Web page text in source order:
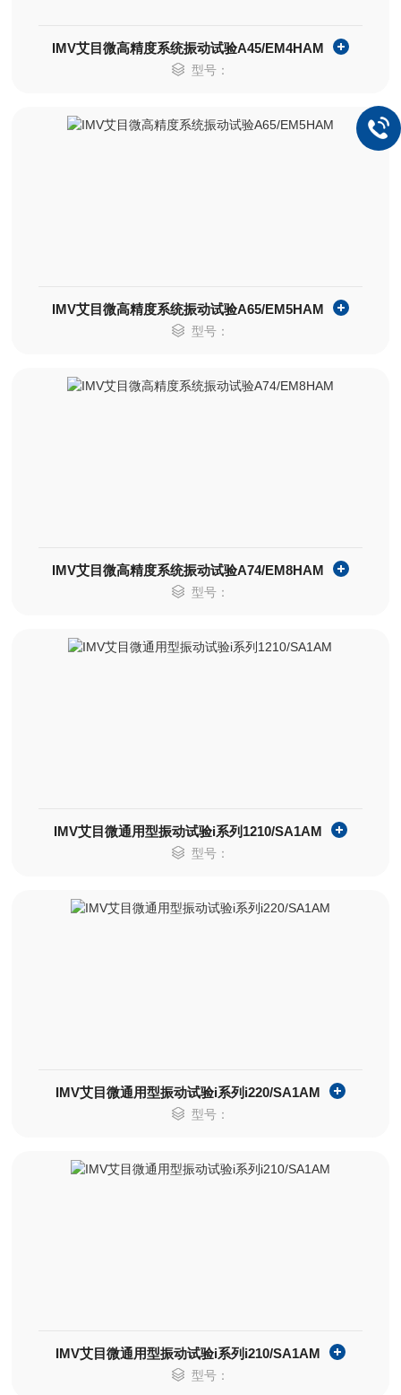
IMV艾目微高精度系统振动试验A45/EM4HAM
型号：
IMV艾目微高精度系统振动试验A65/EM5HAM
型号：
IMV艾目微高精度系统振动试验A74/EM8HAM
型号：
IMV艾目微通用型振动试验i系列1210/SA1AM
型号：
IMV艾目微通用型振动试验i系列i220/SA1AM
型号：
IMV艾目微通用型振动试验i系列i210/SA1AM
型号：